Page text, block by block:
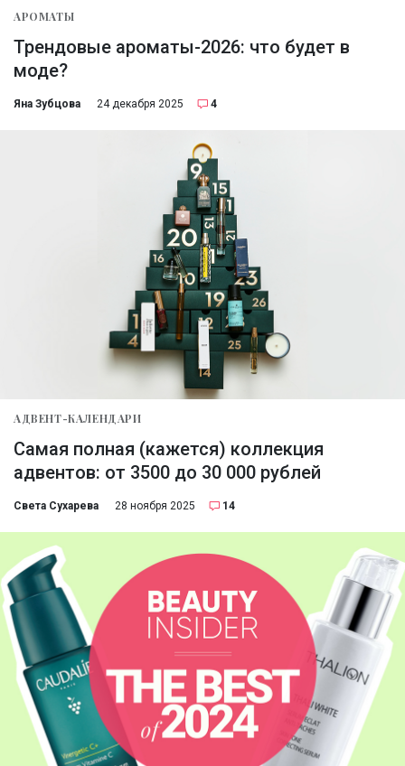
АРОМАТЫ
Трендовые ароматы-2026: что будет в
моде?
Яна Зубцова 24 декабря 2025 4
АДВЕНТ-КАЛЕНДАРИ
Самая полная (кажется) коллекция
адвентов: от 3500 до 30 000 рублей
Света Сухарева 28 ноября 2025 14